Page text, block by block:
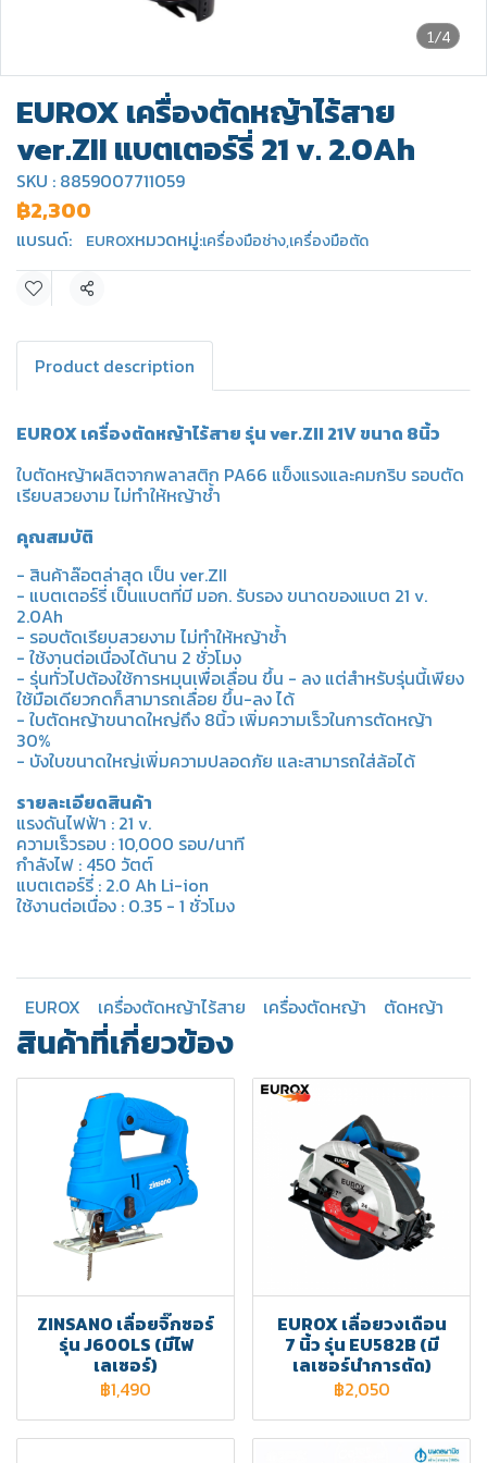
1/4
EUROX เครื่องตัดหญ้าไร้สาย
ver.ZII แบตเตอร์รี่ 21 v. 2.0Ah
SKU : 8859007711059
฿2,300
แบรนด์: EUROXหมวดหมู่:เครื่องมือช่าง,เครื่องมือตัด
แชร์
Product description
EUROX เครื่องตัดหญ้าไร้สาย รุ่น ver.ZII 21V ขนาด 8นิ้ว
ใบตัดหญ้าผลิตจากพลาสติก PA66 แข็งแรงและคมกริบ รอบตัด
เรียบสวยงาม ไม่ทำให้หญ้าช้ำ
คุณสมบัติ
- สินค้าล๊อตล่าสุด เป็น ver.ZII
- แบตเตอร์รี่ เป็นแบตที่มี มอก. รับรอง ขนาดของแบต 21 v.
2.0Ah
- รอบตัดเรียบสวยงาม ไม่ทำให้หญ้าช้ำ
- ใช้งานต่อเนื่องได้นาน 2 ชั่วโมง
- รุ่นทั่วไปต้องใช้การหมุนเพื่อเลื่อน ขึ้น - ลง แต่สำหรับรุ่นนี้เพียง
ใช้มือเดียวกดก็สามารถเลื่อย ขึ้น-ลง ได้
- ใบตัดหญ้าขนาดใหญ่ถึง 8นิ้ว เพิ่มความเร็วในการตัดหญ้า
30%
- บังใบขนาดใหญ่เพิ่มความปลอดภัย และสามารถใส่ล้อได้
รายละเอียดสินค้า
แรงดันไฟฟ้า : 21 v.
ความเร็วรอบ : 10,000 รอบ/นาที
กำลังไฟ : 450 วัตต์
แบตเตอร์รี่ : 2.0 Ah Li-ion
ใช้งานต่อเนื่อง : 0.35 - 1 ชั่วโมง
EUROX เครื่องตัดหญ้าไร้สาย เครื่องตัดหญ้า ตัดหญ้า
สินค้าที่เกี่ยวข้อง
ZINSANO เลื่อยจิ๊กซอร์
รุ่น J600LS (มีไฟ
เลเซอร์)
฿1,490
EUROX เลื่อยวงเดือน
7 นิ้ว รุ่น EU582B (มี
เลเซอร์นำการตัด)
฿2,050